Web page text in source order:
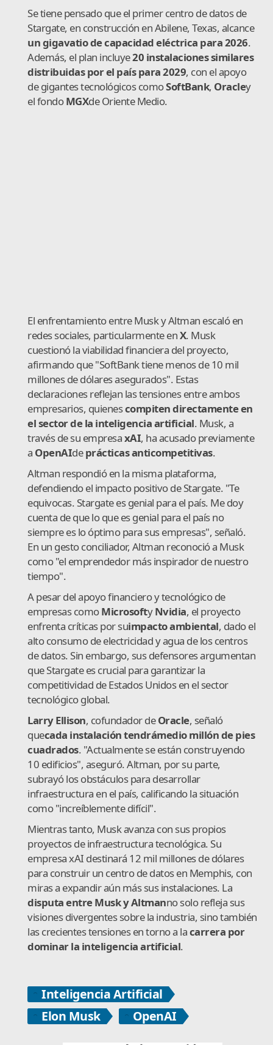
Se tiene pensado que el primer centro de datos de
Stargate, en construcción en Abilene, Texas, alcance
un gigavatio de capacidad eléctrica para 2026.
Además, el plan incluye20 instalaciones similares
distribuidas por el país para 2029, con el apoyo
de gigantes tecnológicos comoSoftBank, Oracley
el fondoMGXde Oriente Medio.
El enfrentamiento entre Musk y Altman escaló en
redes sociales, particularmente enX. Musk
cuestionó la viabilidad financiera del proyecto,
afirmando que "SoftBank tiene menos de 10 mil
millones de dólares asegurados". Estas
declaraciones reflejan las tensiones entre ambos
empresarios, quienescompiten directamente en
el sector de la inteligencia artificial. Musk, a
través de su empresaxAI, ha acusado previamente
a OpenAIdeprácticas anticompetitivas.
Altman respondió en la misma plataforma,
defendiendo el impacto positivo de Stargate. "Te
equivocas. Stargate es genial para el país. Me doy
cuenta de que lo que es genial para el país no
siempre es lo óptimo para sus empresas", señaló.
En un gesto conciliador, Altman reconoció a Musk
como "el emprendedor más inspirador de nuestro
tiempo".
A pesar del apoyo financiero y tecnológico de
empresas comoMicrosoftyNvidia, el proyecto
enfrenta críticas por suimpacto ambiental, dado el
alto consumo de electricidad y agua de los centros
de datos. Sin embargo, sus defensores argumentan
que Stargate es crucial para garantizar la
competitividad de Estados Unidos en el sector
tecnológico global.
Larry Ellison, cofundador deOracle, señaló
quecada instalación tendrámedio millón de pies
cuadrados. "Actualmente se están construyendo
10 edificios", aseguró. Altman, por su parte,
subrayó los obstáculos para desarrollar
infraestructura en el país, calificando la situación
como "increíblemente difícil".
Mientras tanto, Musk avanza con sus propios
proyectos de infraestructura tecnológica. Su
empresa xAI destinará 12 mil millones de dólares
para construir un centro de datos en Memphis, con
miras a expandir aún más sus instalaciones. La
disputa entre Musk y Altmanno solo refleja sus
visiones divergentes sobre la industria, sino también
las crecientes tensiones en torno a lacarrera por
dominar la inteligencia artificial.
Inteligencia Artificial
Elon Musk
OpenAI